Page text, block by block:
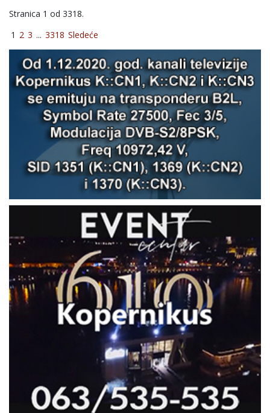
Stranica 1 od 3318.
1 2 3 ... 3318 Sledeće